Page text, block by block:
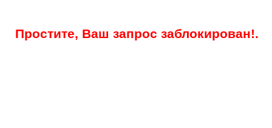
Простите, Ваш запрос заблокирован!.